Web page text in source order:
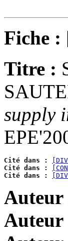
Fiche :
Titre :
supply
Cité dans :
Cité dans :
Cité dans :
Auteur
Auteur